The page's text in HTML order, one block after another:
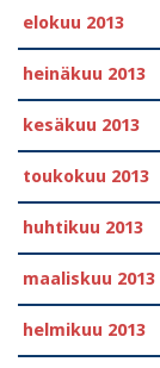
elokuu 2013
heinäkuu 2013
kesäkuu 2013
toukokuu 2013
huhtikuu 2013
maaliskuu 2013
helmikuu 2013